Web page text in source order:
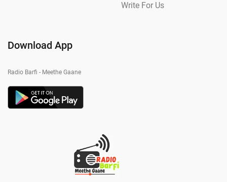
Write For Us
Download App
Radio Barfi - Meethe Gaane